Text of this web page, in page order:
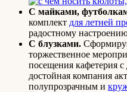
С майками,
комплект для летней
радостному
С блузками.
торжественное
посещения кафетерия
достойная компания
полупрозрачным и